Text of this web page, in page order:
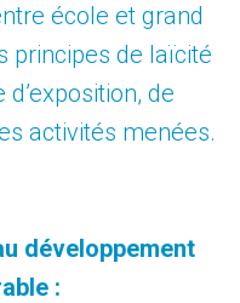
école et grand
principes de laïcité
de
activités menées.
développement
: